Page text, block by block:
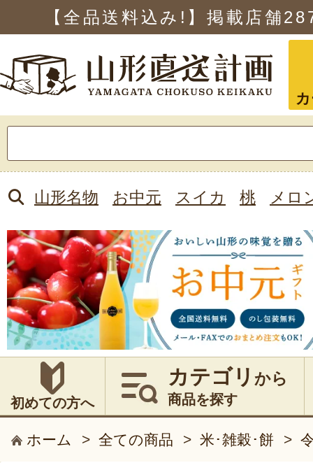
【全品送料込み!】掲載店舗
索:
山形名物 お中元 スイカ 桃 メロ
初めての方へ
カテゴリ から
商品を探す
ホーム > 全ての商品 > 米･雑穀･餅 >